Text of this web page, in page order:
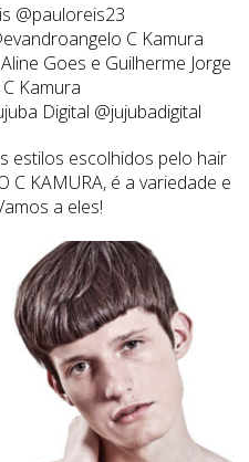
@pauloreis23
C Kamura
Goes e Guilherme Jorge
Kamura
Digital @jujubadigital
estilos escolhidos pelo hair
C KAMURA, é a variedade e
a eles!